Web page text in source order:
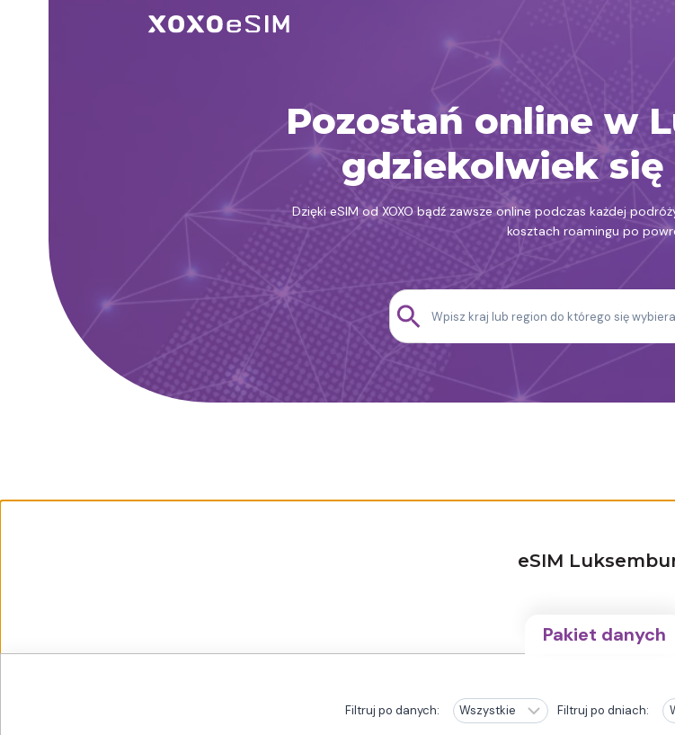
Pozostań online w
gdziekolwiek się
Dzięki eSIM od XOXO bądź zawsze online podczas każdej
kosztach roamingu po
eSIM
Pakiet danych
Filtruj po danych: Filtruj po dniach: